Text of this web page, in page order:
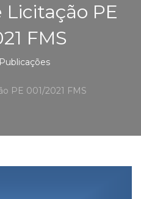
Licitação PE
FMS
Publicações
PE 001/2021 FMS